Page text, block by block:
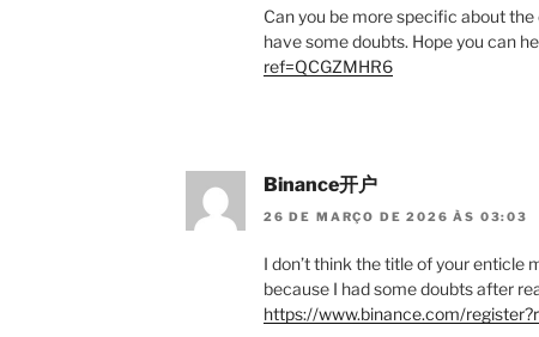
Can you be more specific about
have some doubts. Hope you can
ref=QCGZMHR6
Binance开户
26 DE MARÇO DE 2026 ÀS 03:03
I don’t think the title of your enticle
because I had some doubts after
https://www.binance.com/